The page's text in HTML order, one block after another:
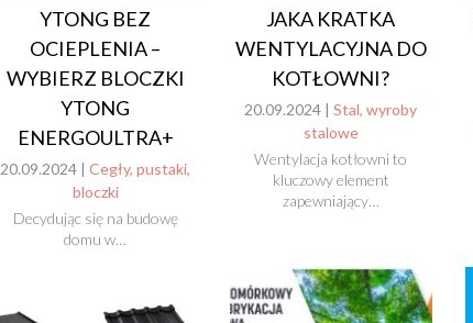
YTONG BEZ
OCIEPLENIA –
WYBIERZ BLOCZKI
YTONG
ENERGOULTRA+
20.09.2024 |Cegły, pustaki,
bloczki
Decydując się na budowę
domu w…
JAKA KRATKA
WENTYLACYJNA DO
KOTŁOWNI?
20.09.2024 |Stal, wyroby
stalowe
Wentylacja kotłowni to
kluczowy element
zapewniający…